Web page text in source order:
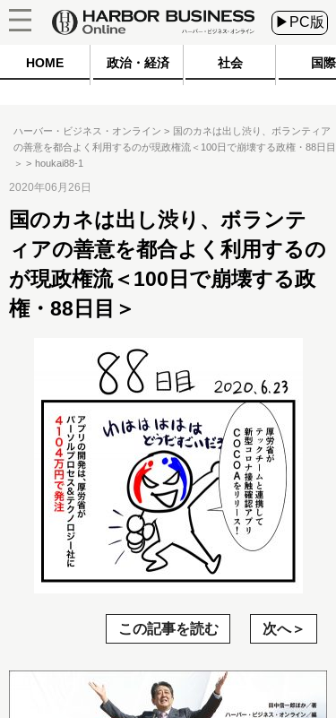
▶PC版
HOME 政治・経済 社会 国際
ハーバー・ビジネス・オンライン
国のカネは出し渋り、ボランティア
の善意を都合よく利用するのが現政権流＜100日で崩壊する政権・88日目
＞
houkai88-1
2020年06月26日
国のカネは出し渋り、ボランテ
ィアの善意を都合よく利用するの
が現政権流＜100日で崩壊する政
権・88日目＞
この記事を読む 次へ